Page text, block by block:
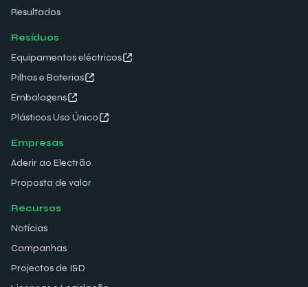
Resultados
Resíduos
Equipamentos eléctricos
Pilhas e Baterias
Embalagens
Plásticos Uso Único
Empresas
Aderir ao Electrão
Proposta de valor
Recursos
Notícias
Campanhas
Projectos de I&D